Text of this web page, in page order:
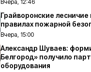
Вчера, 12:46
Грайворонские
правилах пожарной
Вчера, 15:00
Александр Шуваев:
Белгород» получило
оборудования